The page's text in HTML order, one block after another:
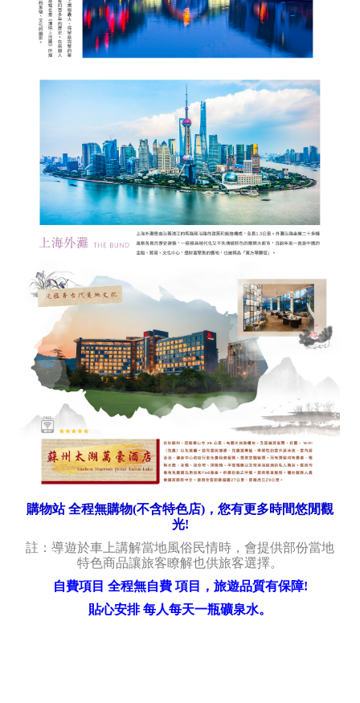
購物站 全程無購物(不含特色店)，您有更多時間悠閒觀
光!
註：導遊於車上講解當地風俗民情時，會提供部份當地
特色商品讓旅客瞭解也供旅客選擇。
自費項目 全程無自費 項目，旅遊品質有保障!
貼心安排 每人每天一瓶礦泉水。